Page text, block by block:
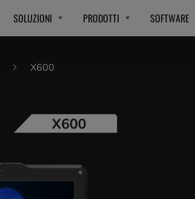
SOLUZIONI PRODOTTI SOFTWARE
X600